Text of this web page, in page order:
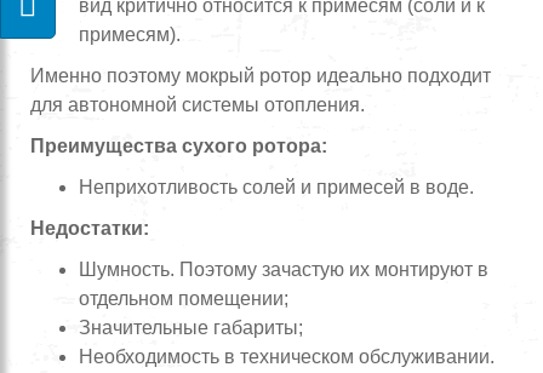
вид критично относится к примесям (соли и к
примесям).
Именно поэтому мокрый ротор идеально подходит
для автономной системы отопления.
Преимущества сухого ротора:
Неприхотливость солей и примесей в воде.
Недостатки:
Шумность. Поэтому зачастую их монтируют в
отдельном помещении;
Значительные габариты;
Необходимость в техническом обслуживании.